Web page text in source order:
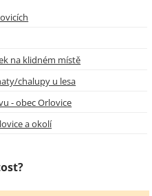
na klidném místě
chalupy u lesa
- obec Orlovice
a okolí